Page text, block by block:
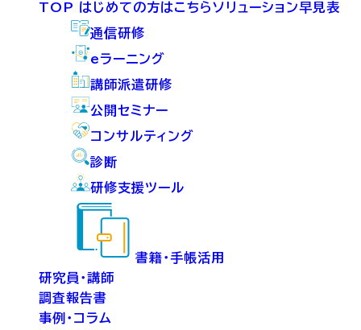
TOP はじめての方はこちらソリューション早見表
通信研修
eラーニング
講師派遣研修
公開セミナー
コンサルティング
診断
研修支援ツール
書籍・手帳活用
研究員・講師
調査報告書
事例・コラム